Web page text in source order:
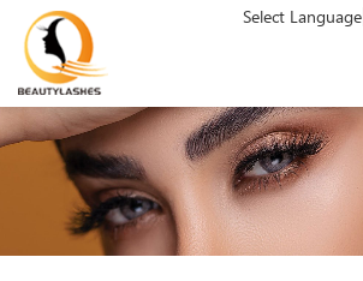
Select Language